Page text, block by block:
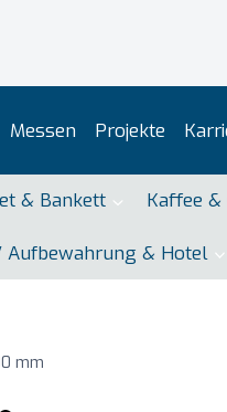
Messen Projekte
& Bankett Kaffee &
& Hotel
mm